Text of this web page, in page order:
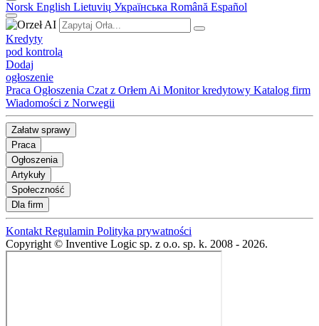
Norsk English Lietuvių Українська Română Español
Kredyty
pod kontrolą
Dodaj
ogłoszenie
Praca Ogłoszenia Czat z Orłem Ai Monitor kredytowy Katalog firm
Wiadomości z Norwegii
Załatw sprawy
Praca
Ogłoszenia
Artykuły
Społeczność
Dla firm
Kontakt Regulamin Polityka prywatności
Copyright © Inventive Logic sp. z o.o. sp. k. 2008 - 2026.